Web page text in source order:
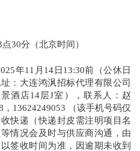
30分（北京时间）
年11月14日13:30前（公休日
：大连鸿沨招标代理有限公司
酒店14层J室），联系人：赵
13624249053 （该手机号码仅
快递（快递封皮需注明项目名
情况会及时与供应商沟通，由
签收时间为准，因逾期未收到